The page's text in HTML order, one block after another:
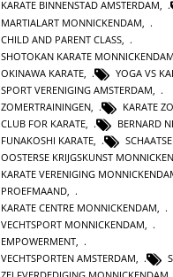
KARATE BINNENSTAD AMSTERDAM,
MARTIALART MONNICKENDAM
CHILD AND PARENT CLASS
SHOTOKAN KARATE MONNICKENDAM
OKINAWA KARATE
YOGA VS
SPORT VERENIGING AMSTERDAM
ZOMERTRAININGEN
KARATE
CLUB FOR KARATE
BERNARD
FUNAKOSHI KARATE
OOSTERSE KRIJGSKUNST
KARATE VERENIGING
PROEFMAAND,
KARATE CENTRE MONNICKENDAM,
VECHTSPORT MONNICKENDAM,
EMPOWERMENT,
VECHTSPORTEN AMSTERDAM,